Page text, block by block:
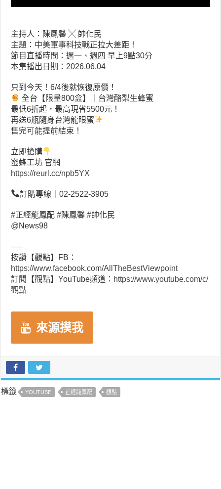
主持人：陳鳳馨 ╳ 帥化民
主題：中美軍事科技戰正拉大差距！
節目直播時間：週一、週四 早上9點30分
本集播出日期：2026.06.04
只到今天！6/4後就恢復原價！
全台【限量800盒】｜台灣酪梨生蜂蜜
最低6折起，最高現省5500元！
再送6瓶隨身台灣龍眼蜜
售完可能提前結束！
立即搶購
蜜蜂工坊 官網
https://reurl.cc/npb5YX
訂購專線｜02-2522-3905
#正經龍鳳配 #陳鳳馨 #帥化民
​⁠@News98
—–
按讚【觀點】FB：
https://www.facebook.com/AllTheBestViewpoint
訂閱【觀點】YouTube頻道： https://www.youtube.com/c/
觀點
來源摸我
標籤 YOUTUBE 正經龍鳳配 觀點